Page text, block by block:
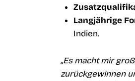
Langjährige
Indien.
„Es macht mir
zurückgewinnen